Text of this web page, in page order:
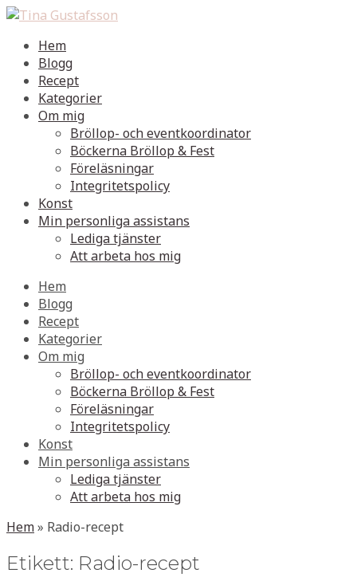
Hem
Blogg
Recept
Kategorier
Om mig
Bröllop- och eventkoordinator
Böckerna Bröllop & Fest
Föreläsningar
Integritetspolicy
Konst
Min personliga assistans
Lediga tjänster
Att arbeta hos mig
Hem
Blogg
Recept
Kategorier
Om mig
Bröllop- och eventkoordinator
Böckerna Bröllop & Fest
Föreläsningar
Integritetspolicy
Konst
Min personliga assistans
Lediga tjänster
Att arbeta hos mig
Hem» Radio-recept
Etikett: Radio-recept